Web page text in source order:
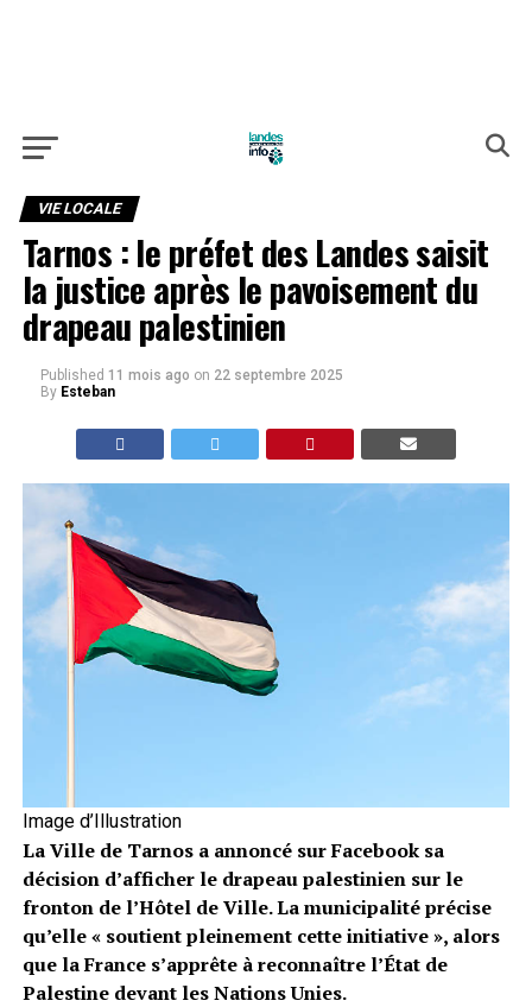
VIE LOCALE
Tarnos : le préfet des Landes saisit
la justice après le pavoisement du
drapeau palestinien
Published 11 mois ago on 22 septembre 2025
By Esteban
Image d’Illustration
La Ville de Tarnos a annoncé sur Facebook sa
décision d’afficher le drapeau palestinien sur le
fronton de l’Hôtel de Ville. La municipalité précise
qu’elle « soutient pleinement cette initiative », alors
que la France s’apprête à reconnaître l’État de
Palestine devant les Nations Unies.